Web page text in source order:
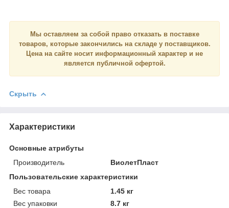
Мы оставляем за собой право отказать в поставке
товаров, которые закончились на складе у поставщиков.
Цена на сайте носит информационный характер и не
является публичной офертой.
Скрыть
Характеристики
Основные атрибуты
Производитель
ВиолетПласт
Пользовательские характеристики
Вес товара
1.45 кг
Вес упаковки
8.7 кг